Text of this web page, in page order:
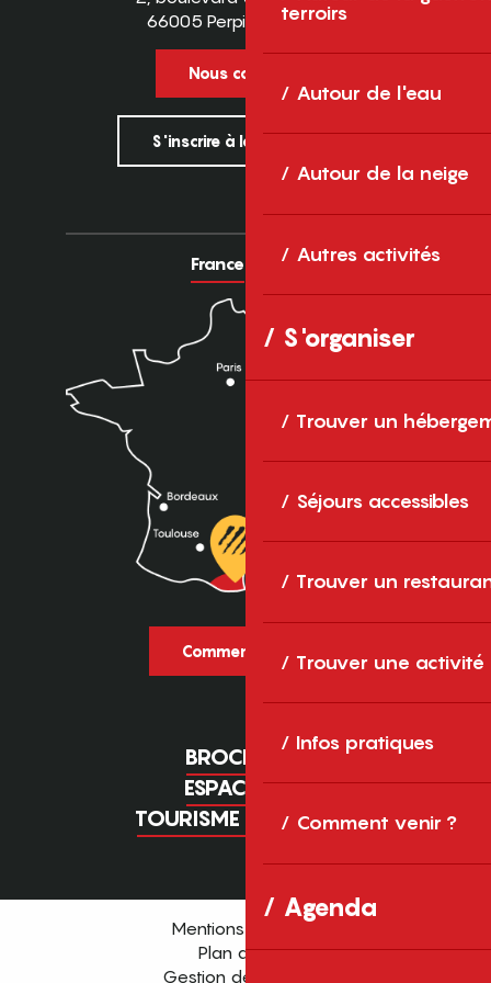
terroirs
Autour de l'eau
Autour de la neige
Autres activités
S'organiser
Trouver un
Séjours accessibles
Trouver un
Trouver une activité
Infos pratiques
Comment venir ?
Agenda
66005 Perpignan Cedex
Nous contacter
S'inscrire à la newsletter
France Europe
Comment venir ?
BROCHURES
ESPACE PRO
TOURISME D'AFFAIRES
Mentions légales
Plan du site
Gestion des cookies